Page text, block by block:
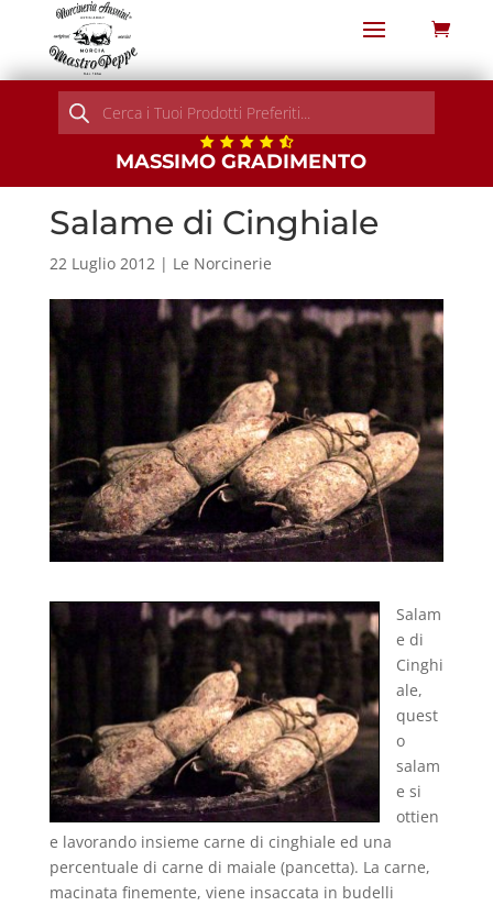
Products
search
MASSIMO GRADIMENTO
Salame di Cinghiale
22 Luglio 2012| Le Norcinerie
Salam
e di
Cinghi
ale,
quest
o
salam
e si
ottien
e lavorando insieme carne di cinghiale ed una
percentuale di carne di maiale (pancetta). La carne,
macinata finemente, viene insaccata in budelli